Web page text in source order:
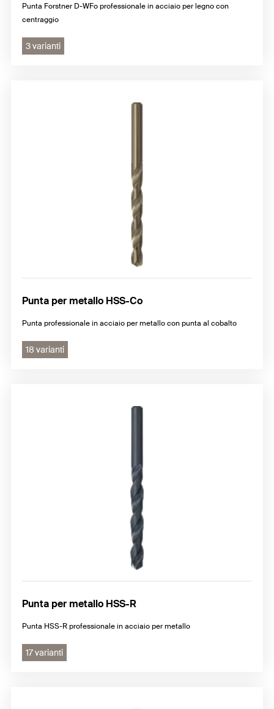
Punta Forstner D-WFo professionale in acciaio per legno con
centraggio
3 varianti
Punta per metallo HSS-Co
Punta professionale in acciaio per metallo con punta al cobalto
18 varianti
Punta per metallo HSS-R
Punta HSS-R professionale in acciaio per metallo
17 varianti